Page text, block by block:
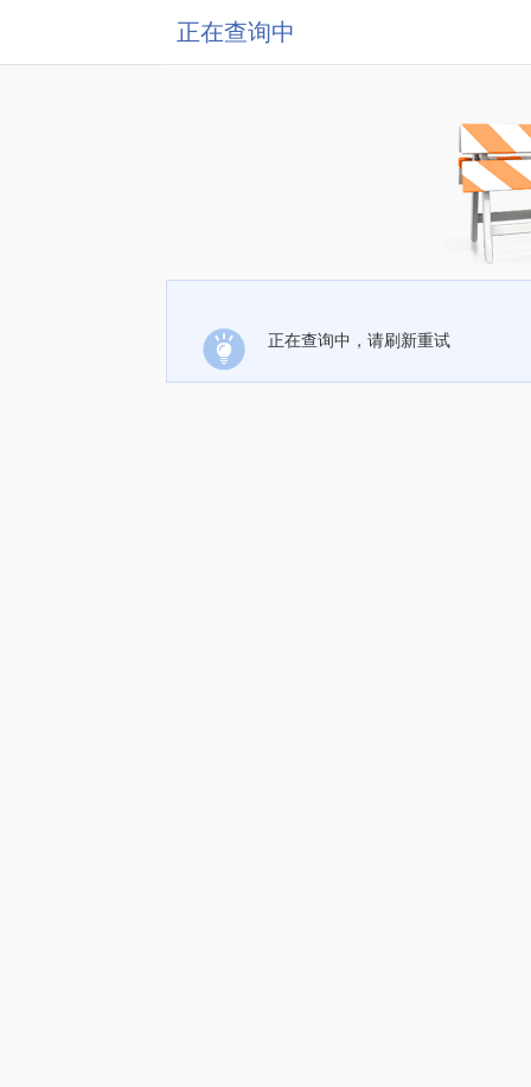
正在查询中
正在查询中，请刷新重试